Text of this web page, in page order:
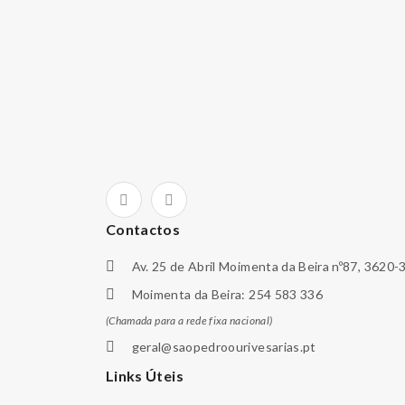
Contactos
Av. 25 de Abril Moimenta da Beira nº87, 3620-
Moimenta da Beira: 254 583 336
(Chamada para a rede fixa nacional)
geral@saopedroourivesarias.pt
Links Úteis